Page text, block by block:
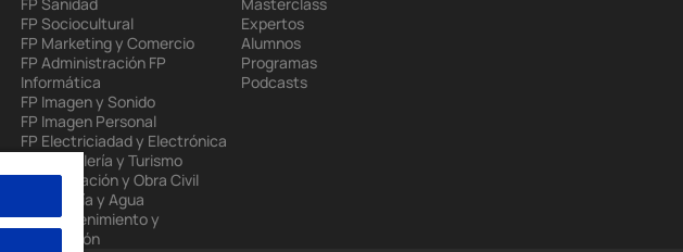
FP Sociocultural
FP Marketing y Comercio
FP Administración FP
Informática
FP Imagen y Sonido
FP Imagen Personal
FP Electriciadad y Electrónica
FP Hostelería y Turismo
FP Edificación y Obra Civil
FP Energía y Agua
FP Mantenimiento y
Producción
Expertos
Alumnos
Programas
Podcasts